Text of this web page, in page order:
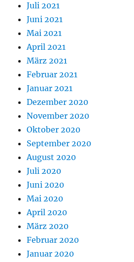
Juli 2021
Juni 2021
Mai 2021
April 2021
März 2021
Februar 2021
Januar 2021
Dezember 2020
November 2020
Oktober 2020
September 2020
August 2020
Juli 2020
Juni 2020
Mai 2020
April 2020
März 2020
Februar 2020
Januar 2020